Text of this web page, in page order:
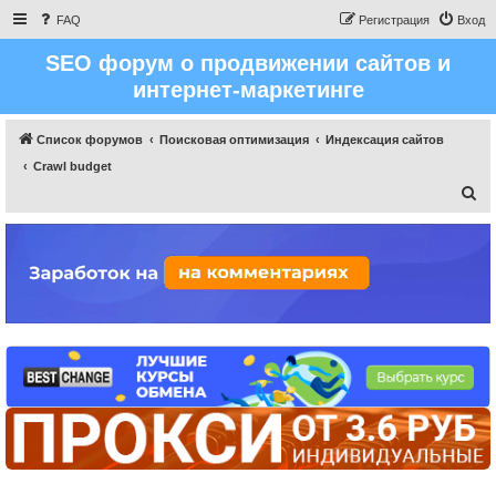
FAQ Вход
Регистрация
SEO форум о продвижении сайтов и
интернет-маркетинге
Список форумов Поисковая оптимизация
Индексация сайтов
Crawl budget